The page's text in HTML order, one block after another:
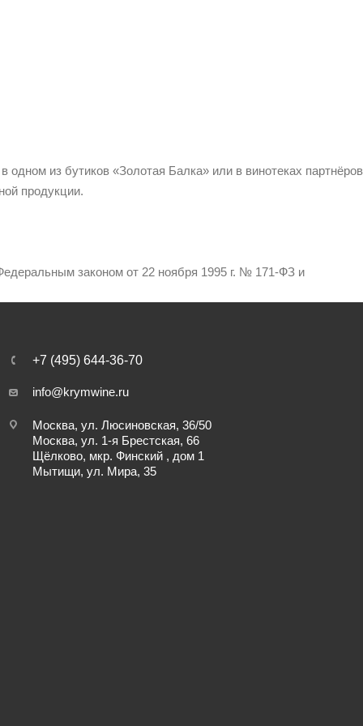
одном из бутиков «Золотая Балка» или в винотеках партнёров
продукции.
законом от 22 ноября 1995 г. № 171-ФЗ и
+7 (495) 644-36-70
info@krymwine.ru
Москва, ул. Люсиновская, 36/50
Москва, ул. 1-я Брестская, 66
Щёлково, мкр. Финский , дом 1
Мытищи, ул. Мира, 35